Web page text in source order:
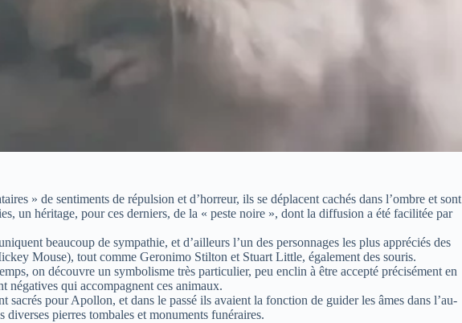
» de sentiments de répulsion et d’horreur, ils se déplacent cachés dans l’ombre et sont
un héritage, pour ces derniers, de la « peste noire », dont la diffusion a été facilitée par
beaucoup de sympathie, et d’ailleurs l’un des personnages les plus appréciés des
Mouse), tout comme Geronimo Stilton et Stuart Little, également des souris.
on découvre un symbolisme très particulier, peu enclin à être accepté précisément en
négatives qui accompagnent ces animaux.
sacrés pour Apollon, et dans le passé ils avaient la fonction de guider les âmes dans l’au-
diverses pierres tombales et monuments funéraires.